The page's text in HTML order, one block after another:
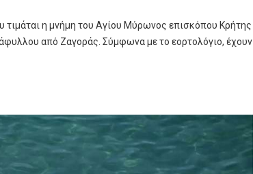
τιμάται η μνήμη του Αγίου Μύρωνος επισκόπου Κρήτης
από Ζαγοράς. Σύμφωνα με το εορτολόγιο, έχουν